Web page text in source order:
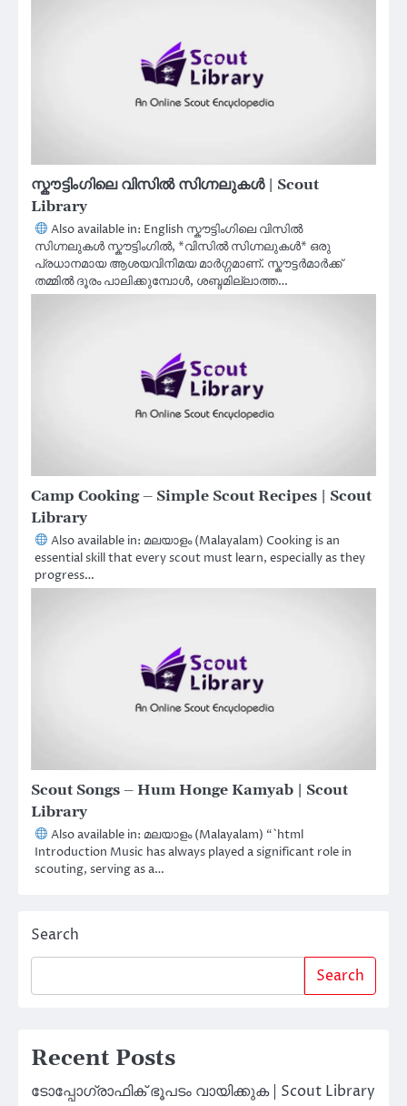
സ്കൗട്ടിംഗിലെ വിസിൽ സിഗ്നലുകൾ | Scout
Library
Also available in: English സ്കൗട്ടിംഗിലെ വിസിൽ
സിഗ്നലുകൾ സ്കൗട്ടിംഗിൽ, *വിസിൽ സിഗ്നലുകൾ* ഒരു
പ്രധാനമായ ആശയവിനിമയ മാർഗ്ഗമാണ്. സ്കൗട്ടർമാർക്ക്
തമ്മിൽ ദൂരം പാലിക്കുമ്പോൾ, ശബ്ദമില്ലാത്ത…
Camp Cooking – Simple Scout Recipes | Scout
Library
Also available in: മലയാളം (Malayalam) Cooking is an
essential skill that every scout must learn, especially as they
progress…
Scout Songs – Hum Honge Kamyab | Scout
Library
Also available in: മലയാളം (Malayalam) “`html
Introduction Music has always played a significant role in
scouting, serving as a…
Search
Search
Recent Posts
ടോപ്പോഗ്രാഫിക് ഭൂപടം വായിക്കുക | Scout Library